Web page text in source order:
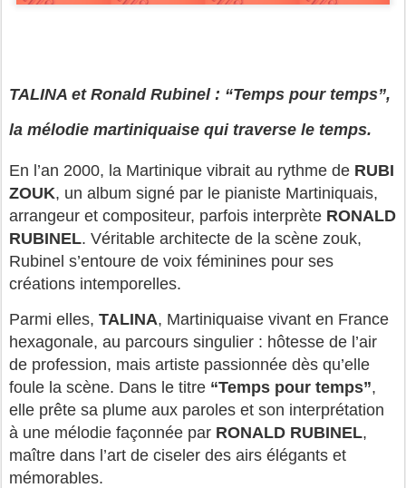
TALINA et Ronald Rubinel : “Temps pour temps”,
la mélodie martiniquaise qui traverse le temps.
En l’an 2000, la Martinique vibrait au rythme de RUBI
ZOUK, un album signé par le pianiste Martiniquais,
arrangeur et compositeur, parfois interprète RONALD
RUBINEL. Véritable architecte de la scène zouk,
Rubinel s’entoure de voix féminines pour ses
créations intemporelles.
Parmi elles, TALINA, Martiniquaise vivant en France
hexagonale, au parcours singulier : hôtesse de l’air
de profession, mais artiste passionnée dès qu’elle
foule la scène. Dans le titre “Temps pour temps”,
elle prête sa plume aux paroles et son interprétation
à une mélodie façonnée par RONALD RUBINEL,
maître dans l’art de ciseler des airs élégants et
mémorables.